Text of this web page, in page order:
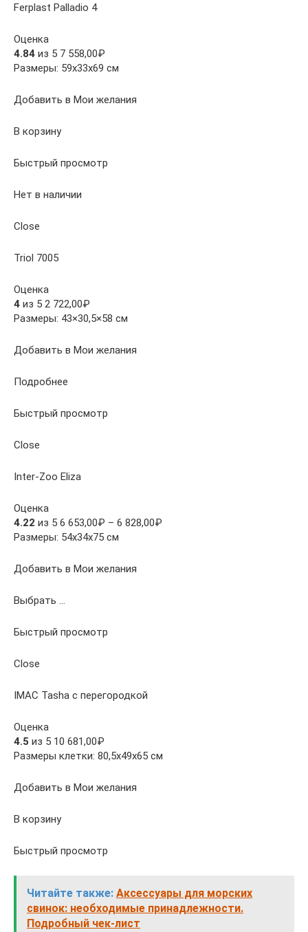
Ferplast Palladio 4
Оценка
4.84 из 5 7 558,00₽
Размеры: 59x33x69 см
Добавить в Мои желания
В корзину
Быстрый просмотр
Нет в наличии
Close
Triol 7005
Оценка
4 из 5 2 722,00₽
Размеры: 43×30,5×58 см
Добавить в Мои желания
Подробнее
Быстрый просмотр
Close
Inter-Zoo Eliza
Оценка
4.22 из 5 6 653,00₽ – 6 828,00₽
Размеры: 54x34x75 см
Добавить в Мои желания
Выбрать …
Быстрый просмотр
Close
IMAC Tasha с перегородкой
Оценка
4.5 из 5 10 681,00₽
Размеры клетки: 80,5х49х65 см
Добавить в Мои желания
В корзину
Быстрый просмотр
Читайте также: Аксессуары для морских
свинок: необходимые принадлежности.
Подробный чек-лист